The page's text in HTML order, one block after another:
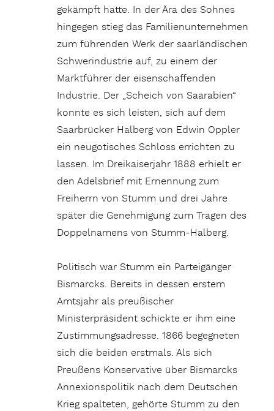
gekämpft hatte. In der Ära des Sohnes
hingegen stieg das Familienunternehmen
zum führenden Werk der saarländischen
Schwerindustrie auf, zu einem der
Marktführer der eisenschaffenden
Industrie. Der „Scheich von Saarabien“
konnte es sich leisten, sich auf dem
Saarbrücker Halberg von Edwin Oppler
ein neugotisches Schloss errichten zu
lassen. Im Dreikaiserjahr 1888 erhielt er
den Adelsbrief mit Ernennung zum
Freiherrn von Stumm und drei Jahre
später die Genehmigung zum Tragen des
Doppelnamens von Stumm-Hal­berg.
Politisch war Stumm ein Parteigänger
Bismarcks. Bereits in dessen erstem
Amtsjahr als preußischer
Ministerpräsident schickte er ihm eine
Zustimmungsadresse. 1866 begegneten
sich die beiden erstmals. Als sich
Preußens Konservative über Bismarcks
Annexionspolitik nach dem Deutschen
Krieg spalteten, gehörte Stumm zu den